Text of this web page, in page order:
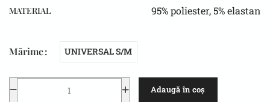
MATERIAL 95% poliester, 5% elastan
Mărime UNIVERSAL S/M
Adaugă în coș